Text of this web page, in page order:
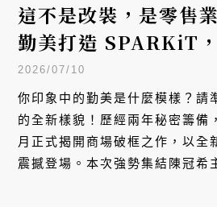
這不是改裝，是零售
勤美打造 SPARKiT
品牌挑戰全台最破框的
2026/07/10
你印象中的勤美是什麼模樣？請
的全新樣貌！歷經兩年秘密籌備
月正式揭開商場破框之作，以全
震撼登場。本次強勢集結陳冠希